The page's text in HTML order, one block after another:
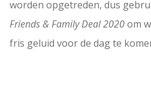
worden opgetreden, dus
Friends & Family Deal 2020om
fris geluid voor de dag te